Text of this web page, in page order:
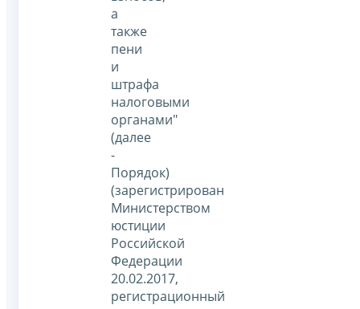
а
также
пени
и
штрафа
налоговыми
органами"
(далее
-
Порядок)
(зарегистрирован
Министерством
юстиции
Российской
Федерации
20.02.2017,
регистрационный